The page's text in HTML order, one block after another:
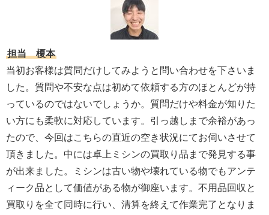
担当 榎本
当初お客様は質問だけしてみようと問い合わせを下さいま
した。質問や不安な点は初めて依頼する方のほとんどが持
っているのではないでしょうか。質問だけや料金が知りた
い方にも柔軟に対応しています。引っ越しまで余裕があっ
たので、今回はこちらの直近の空き状況にてお伺いさせて
頂きました。中には卓上ミシンの買取り品まで発見する事
が出来ました。ミシンは古い物や壊れている物でもアンテ
ィーク品として価値がある物が御座います。不用品回収と
買取りを全て同時に行い、清算を終えて作業完了となりま